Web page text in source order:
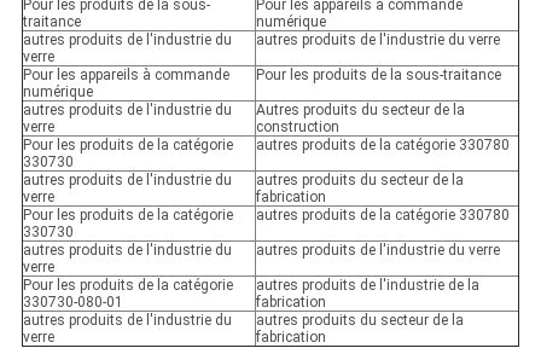
Pour les produits de la sous-
traitance
Pour les appareils à commande
numérique
autres produits de l'industrie du
verre
autres produits de l'industrie du verre
Pour les appareils à commande
numérique
Pour les produits de la sous-traitance
autres produits de l'industrie du
verre
Autres produits du secteur de la
construction
Pour les produits de la catégorie
330730
autres produits de la catégorie 330780
autres produits de l'industrie du
verre
autres produits du secteur de la
fabrication
Pour les produits de la catégorie
330730
autres produits de la catégorie 330780
autres produits de l'industrie du
verre
autres produits de l'industrie du verre
Pour les produits de la catégorie
330730-080-01
autres produits de l'industrie de la
fabrication
autres produits de l'industrie du
verre
autres produits du secteur de la
fabrication